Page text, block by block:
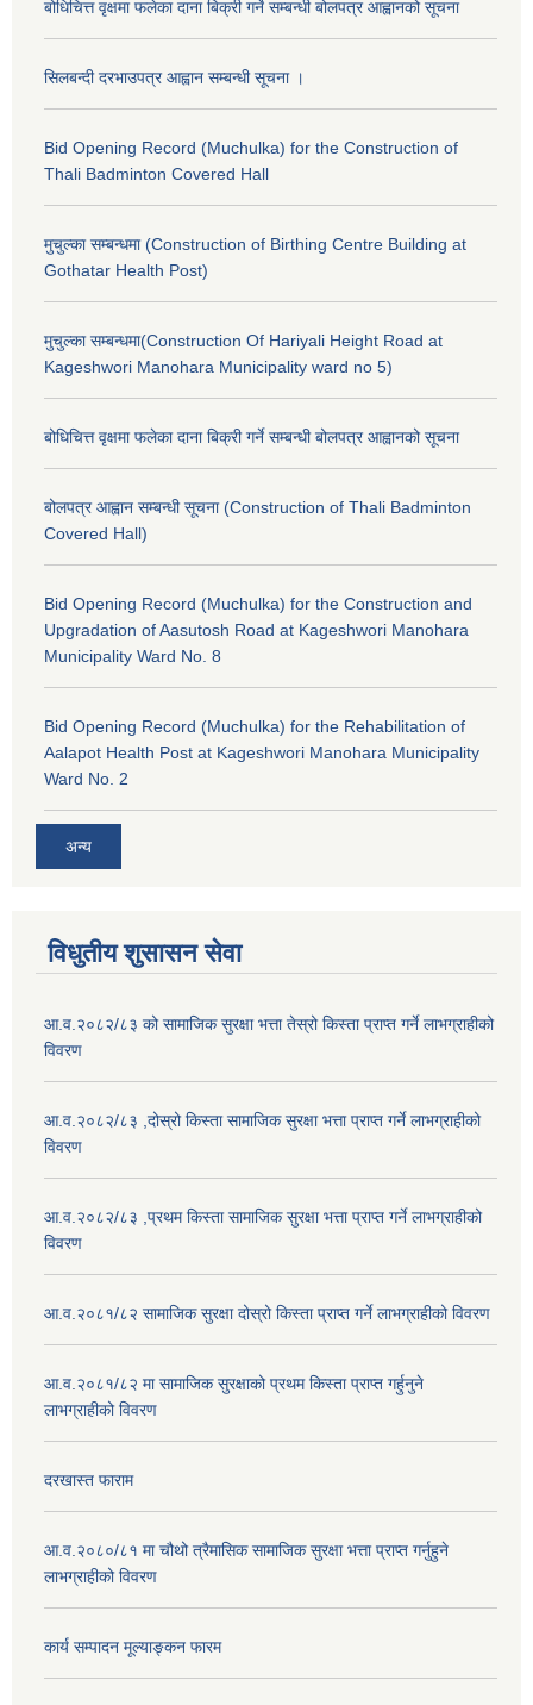
बोधिचित्त वृक्षमा फलेका दाना बिक्री गर्ने सम्बन्धी बोलपत्र आह्वानको सूचना
सिलबन्दी दरभाउपत्र आह्वान सम्बन्धी सूचना ।
Bid Opening Record (Muchulka) for the Construction of
Thali Badminton Covered Hall
मुचुल्का सम्बन्धमा (Construction of Birthing Centre Building at
Gothatar Health Post)
मुचुल्का सम्बन्धमा(Construction Of Hariyali Height Road at
Kageshwori Manohara Municipality ward no 5)
बोधिचित्त वृक्षमा फलेका दाना बिक्री गर्ने सम्बन्धी बोलपत्र आह्वानको सूचना
बोलपत्र आह्वान सम्बन्धी सूचना (Construction of Thali Badminton
Covered Hall)
Bid Opening Record (Muchulka) for the Construction and
Upgradation of Aasutosh Road at Kageshwori Manohara
Municipality Ward No. 8
Bid Opening Record (Muchulka) for the Rehabilitation of
Aalapot Health Post at Kageshwori Manohara Municipality
Ward No. 2
अन्य
विधुतीय शुसासन सेवा
आ.व.२०८२/८३ को सामाजिक सुरक्षा भत्ता तेस्रो किस्ता प्राप्त गर्ने लाभग्राहीको
विवरण
आ.व.२०८२/८३ ,दोस्रो किस्ता सामाजिक सुरक्षा भत्ता प्राप्त गर्ने लाभग्राहीको
विवरण
आ.व.२०८२/८३ ,प्रथम किस्ता सामाजिक सुरक्षा भत्ता प्राप्त गर्ने लाभग्राहीको
विवरण
आ.व.२०८१/८२ सामाजिक सुरक्षा दोस्रो किस्ता प्राप्त गर्ने लाभग्राहीको विवरण
आ.व.२०८१/८२ मा सामाजिक सुरक्षाको प्रथम किस्ता प्राप्त गर्हुनुने
लाभग्राहीको विवरण
दरखास्त फाराम
आ.व.२०८०/८१ मा चौथो त्रैमासिक सामाजिक सुरक्षा भत्ता प्राप्त गर्नुहुने
लाभग्राहीको विवरण
कार्य सम्पादन मूल्याङ्कन फारम